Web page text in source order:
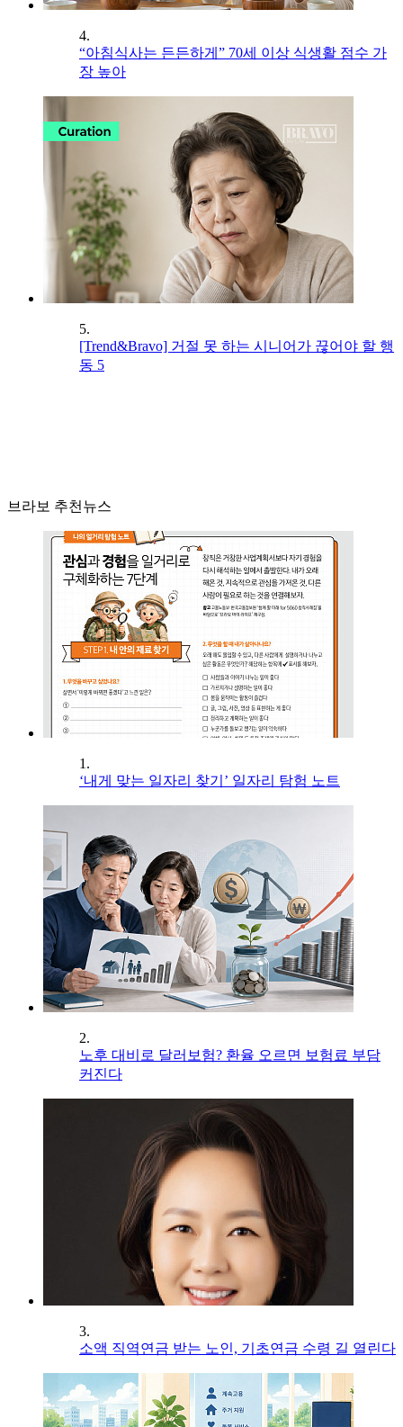
4.
“아침식사는 든든하게” 70세 이상 식생활 점수 가
장 높아
5.
[Trend&Bravo] 거절 못 하는 시니어가 끊어야 할 행
동 5
브라보 추천뉴스
1.
‘내게 맞는 일자리 찾기’ 일자리 탐험 노트
2.
노후 대비로 달러보험? 환율 오르면 보험료 부담
커진다
3.
소액 직역연금 받는 노인, 기초연금 수령 길 열린다